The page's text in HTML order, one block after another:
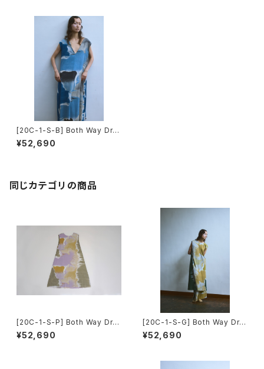
[20C-1-S-B] Both Way Dre
ss
¥52,690
同じカテゴリの商品
[20C-1-S-P] Both Way Dre
ss
¥52,690
[20C-1-S-G] Both Way Dre
ss
¥52,690